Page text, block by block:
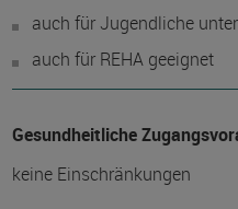
auch für Jugendliche
auch für REHA geeignet
Gesundheitliche
keine Einschränkungen